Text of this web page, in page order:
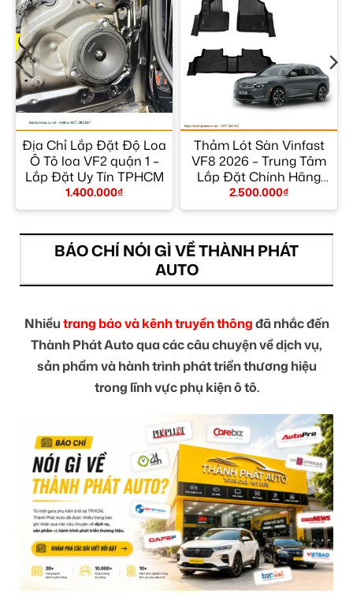
Địa Chỉ Lắp Đặt Độ Loa
Ô Tô loa VF2 quận 1 –
Lắp Đặt Uy Tín TPHCM
1.400.000₫
Thảm Lót Sàn Vinfast
VF8 2026 – Trung Tâm
Lắp Đặt Chính Hãng
TPHCM
2.500.000₫
BÁO CHÍ NÓI GÌ VỀ THÀNH PHÁT
AUTO
Nhiềutrang báo và kênh truyền thôngđã nhắc đến
Thành Phát Auto qua các câu chuyện về dịch vụ,
sản phẩm và hành trình phát triển thương hiệu
trong lĩnh vực phụ kiện ô tô.